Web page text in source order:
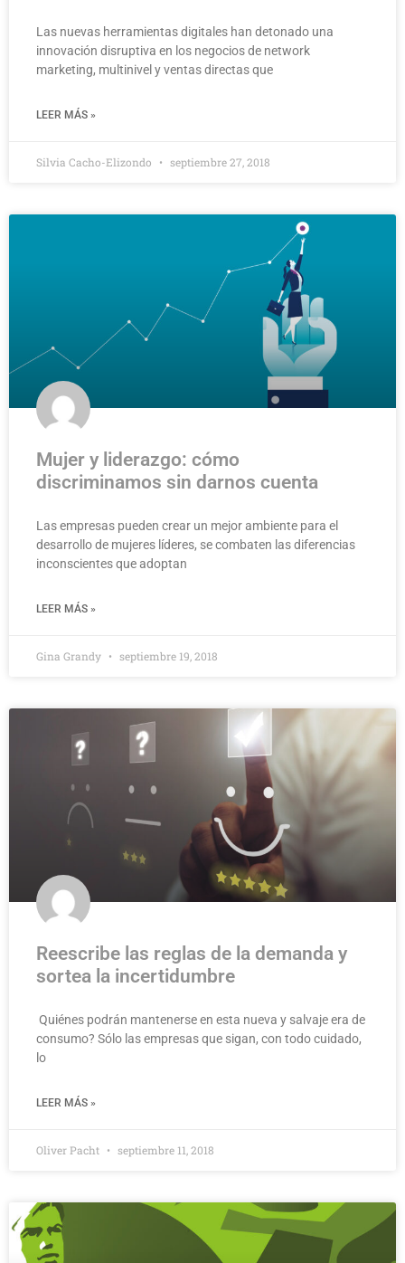
Las nuevas herramientas digitales han detonado una
innovación disruptiva en los negocios de network
marketing, multinivel y ventas directas que
LEER MÁS »
Silvia Cacho-Elizondo septiembre 27, 2018
Mujer y liderazgo: cómo
discriminamos sin darnos cuenta
Las empresas pueden crear un mejor ambiente para el
desarrollo de mujeres líderes, se combaten las diferencias
inconscientes que adoptan
LEER MÁS »
Gina Grandy septiembre 19, 2018
Reescribe las reglas de la demanda y
sortea la incertidumbre
Quiénes podrán mantenerse en esta nueva y salvaje era de
consumo? Sólo las empresas que sigan, con todo cuidado,
lo
LEER MÁS »
Oliver Pacht septiembre 11, 2018